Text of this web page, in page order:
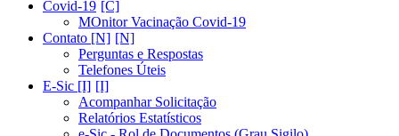
Covid-19
MOnitor Vacinação Covid-19
Contato [N]
Perguntas e Respostas
Telefones Úteis
E-Sic [I]
Acompanhar Solicitação
Relatórios Estatísticos